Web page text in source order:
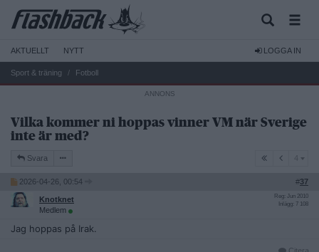
AKTUELLT NYTT LOGGA IN
Sport & träning Fotboll
Vilka kommer ni hoppas vinner VM när Sverige
inte är med?
Svara 4
2026-04-26, 00:54 #37
Knotknet
Medlem
Reg: Jun 2010
Inlägg: 7 108
Jag hoppas på Irak.